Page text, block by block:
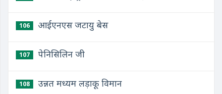
106 आईएनएस जटायु बेस
107 पेनिसिलिन जी
108 उन्नत मध्यम लड़ाकू विमान